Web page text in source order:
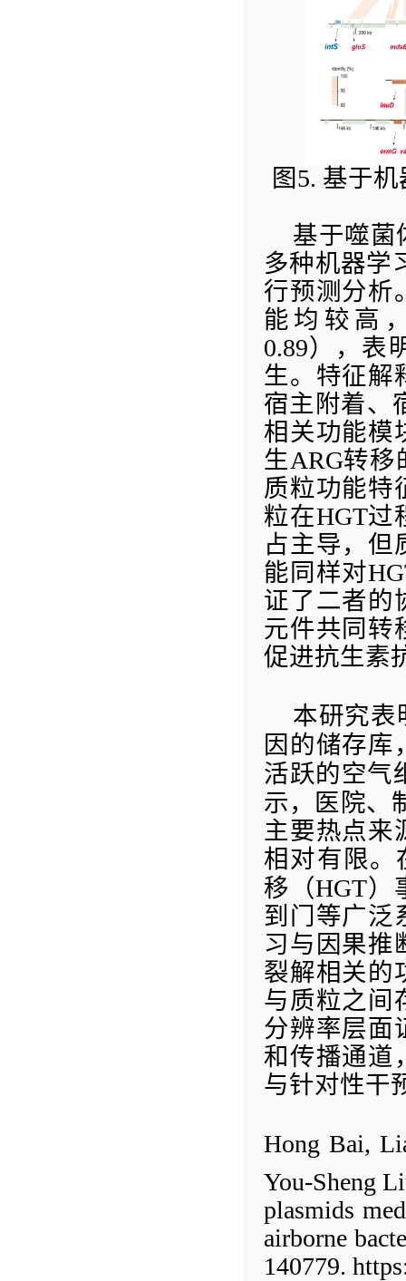
图5. 基于
基于噬菌
多种机器学
行预测分析
能均较高
0.89），表
生。特征解
宿主附着、
相关功能模
生ARG转移
质粒功能特
粒在HGT过
占主导，但
能同样对
证了二者的
元件共同转
促进抗生素
本研究表
因 的储存库
活跃的空气
示，医院、
主要热点来
相对有限。
移（HGT）
到门等广泛
习与因果推
裂解相关的
与质粒之间
分辨率层面
和传播通道
与针对性干
Hong Bai,
You-Sheng
plasmids
airborne
140779.